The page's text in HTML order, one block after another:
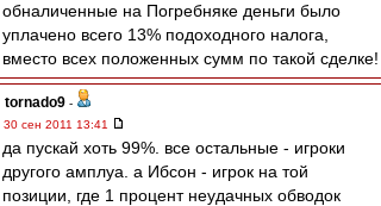
обналиченные на Погребняке деньги было
уплачено всего 13% подоходного налога,
вместо всех положенных сумм по такой сделке!
tornado9 -
30 сен 2011 13:41
да пускай хоть 99%. все остальные - игроки
другого амплуа. а Ибсон - игрок на той
позиции, где 1 процент неудачных обводок